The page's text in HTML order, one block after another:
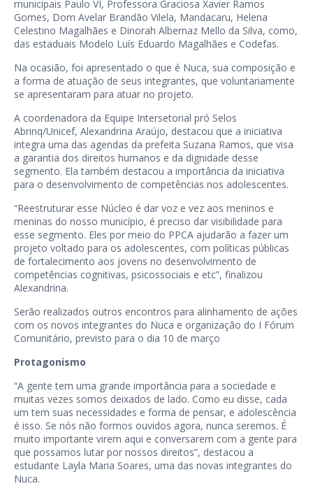
municipais Paulo VI, Professora Graciosa Xavier Ramos
Gomes, Dom Avelar Brandão Vilela, Mandacaru, Helena
Celestino Magalhães e Dinorah Albernaz Mello da Silva, como,
das estaduais Modelo Luís Eduardo Magalhães e Codefas.
Na ocasião, foi apresentado o que é Nuca, sua composição e
a forma de atuação de seus integrantes, que voluntariamente
se apresentaram para atuar no projeto.
A coordenadora da Equipe Intersetorial pró Selos
Abrinq/Unicef, Alexandrina Araújo, destacou que a iniciativa
integra uma das agendas da prefeita Suzana Ramos, que visa
a garantia dos direitos humanos e da dignidade desse
segmento. Ela também destacou a importância da iniciativa
para o desenvolvimento de competências nos adolescentes.
“Reestruturar esse Núcleo é dar voz e vez aos meninos e
meninas do nosso município, é preciso dar visibilidade para
esse segmento. Eles por meio do PPCA ajudarão a fazer um
projeto voltado para os adolescentes, com políticas públicas
de fortalecimento aos jovens no desenvolvimento de
competências cognitivas, psicossociais e etc”, finalizou
Alexandrina.
Serão realizados outros encontros para alinhamento de ações
com os novos integrantes do Nuca e organização do I Fórum
Comunitário, previsto para o dia 10 de março
Protagonismo
“A gente tem uma grande importância para a sociedade e
muitas vezes somos deixados de lado. Como eu disse, cada
um tem suas necessidades e forma de pensar, e adolescência
é isso. Se nós não formos ouvidos agora, nunca seremos. É
muito importante virem aqui e conversarem com a gente para
que possamos lutar por nossos direitos”, destacou a
estudante Layla Maria Soares, uma das novas integrantes do
Nuca.